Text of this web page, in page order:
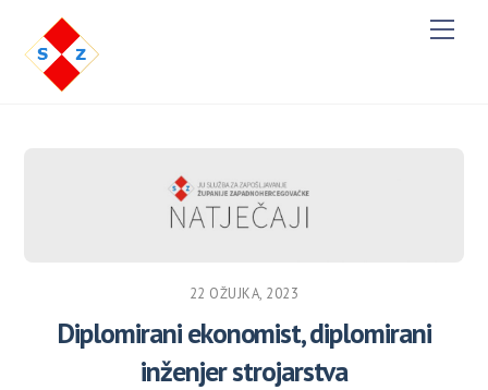
M
e
22 OŽUJKA, 2023
Diplomirani ekonomist, diplomirani
inženjer strojarstva